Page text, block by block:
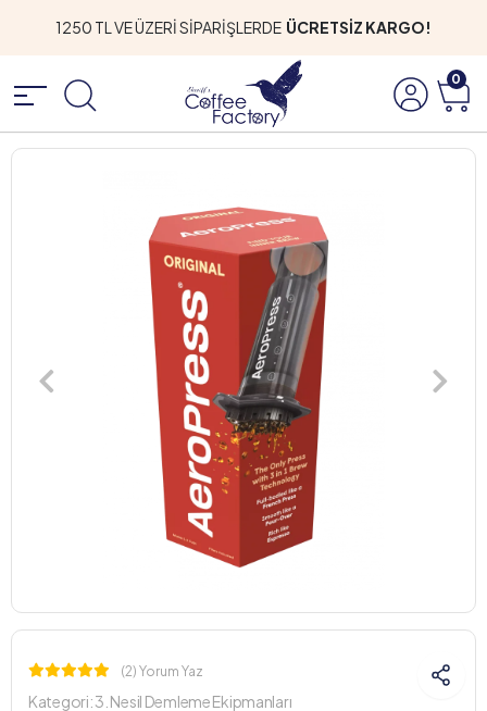
1250 TL VE ÜZERİ SİPARİŞLERDE ÜCRETSİZ KARGO!
0
(2) Yorum Yaz
Kategori:3. Nesil Demleme Ekipmanları